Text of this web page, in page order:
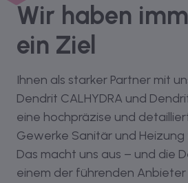
Wir haben
ein Ziel
Ihnen als starker Partner mit
Dendrit CALHYDRA und
eine hochpräzise und
Gewerke Sanitär und Heizung
Das macht uns aus – und die
einem der führenden Anbieter